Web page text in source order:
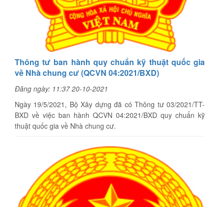
Thông tư ban hành quy chuẩn kỹ thuật quốc gia
về Nhà chung cư (QCVN 04:2021/BXD)
Đăng ngày: 11:37 20-10-2021
Ngày 19/5/2021, Bộ Xây dựng đã có Thông tư 03/2021/TT-
BXD về việc ban hành QCVN 04:2021/BXD quy chuẩn kỹ
thuật quốc gia về Nhà chung cư.